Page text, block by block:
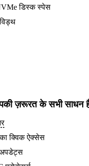
डिस्क स्पेस
ज़रूरत के सभी साधन
क्विक ऐक्सेस